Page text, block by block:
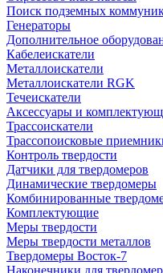
Поиск подземных
Генераторы
Дополнительное
Кабелеискатели
Металлоискатели
Металлоискатели RGK
Течеискатели
Аксессуары и
Трассоискатели
Трассопоисковые
Контроль твердости
Датчики для твердомеров
Динамические твердомеры
Комбинированные
Комплектующие
Меры твердости
Меры твердости металлов
Твердомеры Восток-7
Наконечники для